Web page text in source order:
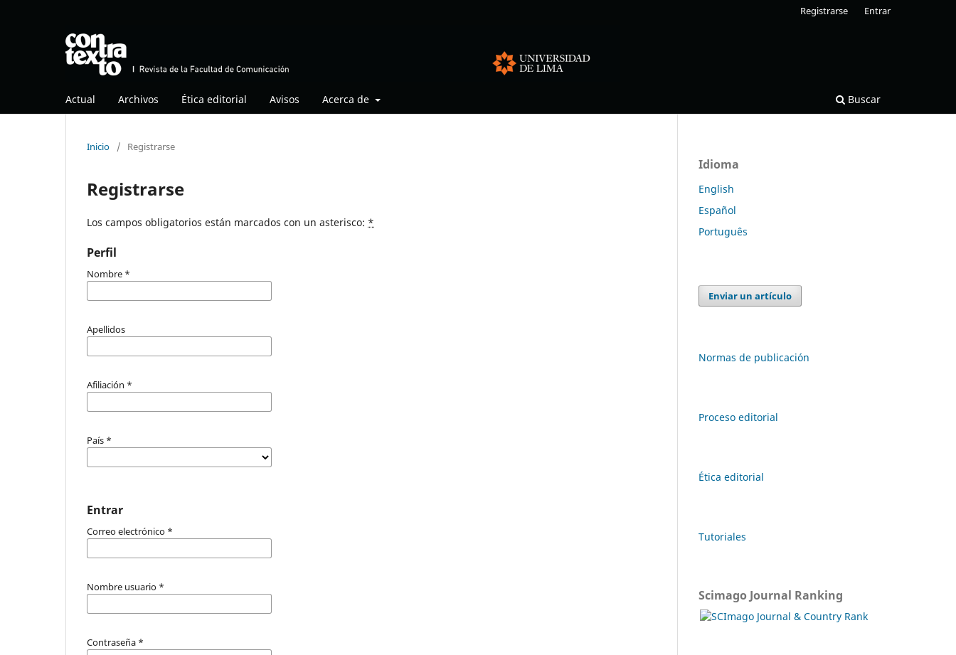
Actual Archivos Ética editorial Avisos Acerca de Buscar
Registrarse Entrar
Inicio / Registrarse
Registrarse
Los campos obligatorios están marcados con un asterisco: *
Perfil
Nombre *
Apellidos
Afiliación *
País *
Entrar
Correo electrónico *
Nombre usuario *
Contraseña *
Idioma
English
Español
Português
Enviar un artículo
Normas de publicación
Proceso editorial
Ética editorial
Tutoriales
Scimago Journal Ranking